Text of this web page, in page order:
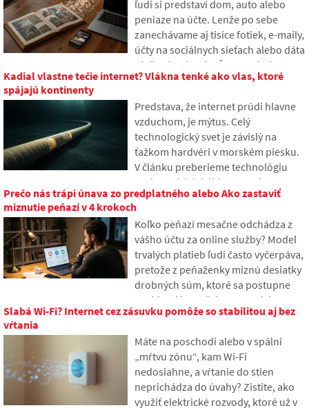
rôznych miestach sveta a prečo sa
bez nej dnešný internet len ťažko
zaobíde.
ľudí si predstaví dom, auto alebo
peniaze na účte. Lenže po sebe
zanechávame aj tisíce fotiek, e-maily,
účty na sociálnych sieťach alebo dáta
uložené v cloude. Čo sa s nimi stane
po smrti a kto k nim získa prístup? V
funguje digitálne dedičstvo, prečo
môžu mať pozostalí s dátami
problémy a ako si v online stope
urobiť poriadok už dnes.
Kadial vlastne tečie internet? Vlákna tenké ako vlas, ktoré
spájajú kontinenty
Predstava, že internet prúdi hlavne
vzduchom, je mýtus. Celý
technologický svet je závislý na
ťažkom hardvéri v morském piesku.
V článku preberieme technológiu
podmorských káblov. Dozviete sa,
ako fungujú optické vlákna, čo
znamená ich pokládka z lodí a ako sa
z hlbín oceánov stalo geopolitické
bojisko.
Prečo nás trápi únava zo predplatného alebo Ako zastaviť
miznutie peňazí v 4 krokoch
Koľko peňazí mesačne odchádza z
vášho účtu za online služby? Model
trvalých platieb ľudí často vyčerpáva,
pretože z peňaženky miznú desiatky
drobných súm, ktoré sa postupne
nazbierajú v nečakane vysoké sumy.
V texte sa oprieme o čerstvé dáta z
rozdiel medzi našimi odhadmi a
realitou a ponúkneme štyri
konkrétne kroky, ako mať svoje
výdavky o niečo viac pod kontrolou.
Slabá Wi-Fi? Internet cez zásuvku pomôže so stabilitou aj bez
vŕtania
Máte na poschodí alebo v spálni
„mŕtvu zónu“, kam Wi-Fi
nedosiahne, a vŕtanie do stien
neprichádza do úvahy? Zistite, ako
využiť elektrické rozvody, ktoré už v